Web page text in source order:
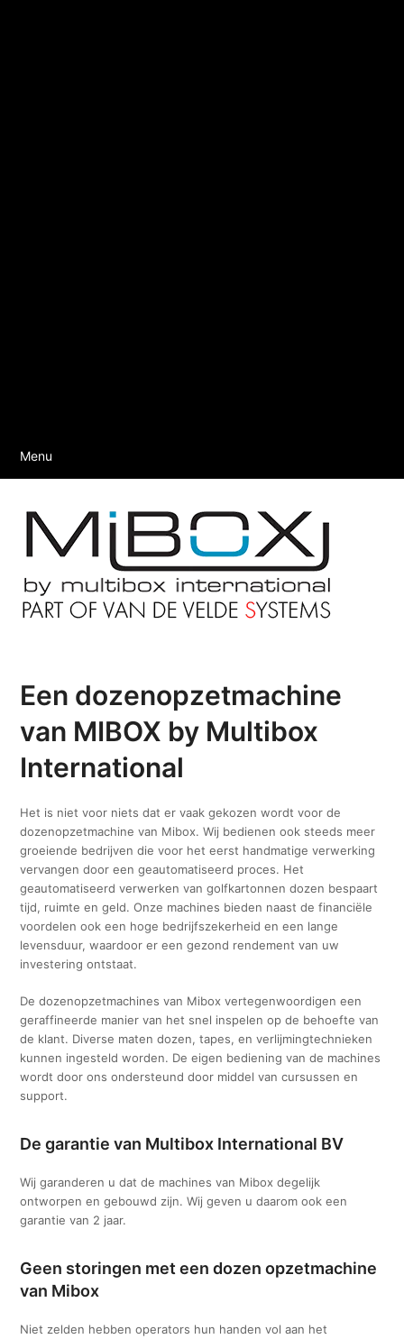
Menu
Een dozenopzetmachine
van MIBOX by Multibox
International
Het is niet voor niets dat er vaak gekozen wordt voor de
dozenopzetmachine van Mibox. Wij bedienen ook steeds meer
groeiende bedrijven die voor het eerst handmatige verwerking
vervangen door een geautomatiseerd proces. Het
geautomatiseerd verwerken van golfkartonnen dozen bespaart
tijd, ruimte en geld. Onze machines bieden naast de financiële
voordelen ook een hoge bedrijfszekerheid en een lange
levensduur, waardoor er een gezond rendement van uw
investering ontstaat.
De dozenopzetmachines van Mibox vertegenwoordigen een
geraffineerde manier van het snel inspelen op de behoefte van
de klant. Diverse maten dozen, tapes, en verlijmingtechnieken
kunnen ingesteld worden. De eigen bediening van de machines
wordt door ons ondersteund door middel van cursussen en
support.
De garantie van Multibox International BV
Wij garanderen u dat de machines van Mibox degelijk
ontworpen en gebouwd zijn. Wij geven u daarom ook een
garantie van 2 jaar.
Geen storingen met een dozen opzetmachine
van Mibox
Niet zelden hebben operators hun handen vol aan het